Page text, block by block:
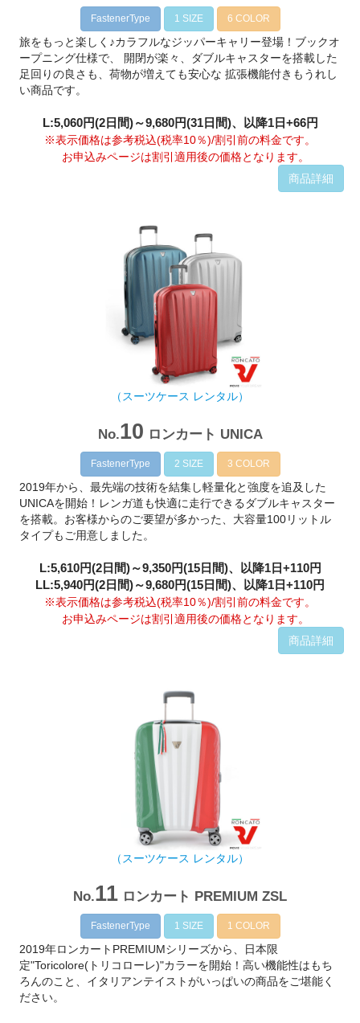
FastenerType 1 SIZE 6 COLOR
旅をもっと楽しく♪カラフルなジッパーキャリー登場！ブックオ
ープニング仕様で、 開閉が楽々、ダブルキャスターを搭載した
足回りの良さも、荷物が増えても安心な 拡張機能付きもうれし
い商品です。
L:5,060円(2日間)～9,680円(31日間)、以降1日+66円
※表示価格は参考税込(税率10％)/割引前の料金です。
お申込みページは割引適用後の価格となります。
商品詳細
（スーツケース レンタル）
No.10 ロンカート UNICA
FastenerType 2 SIZE 3 COLOR
2019年から、最先端の技術を結集し軽量化と強度を追及した
UNICAを開始！レンガ道も快適に走行できるダブルキャスター
を搭載。お客様からのご要望が多かった、大容量100リットル
タイプもご用意しました。
L:5,610円(2日間)～9,350円(15日間)、以降1日+110円
LL:5,940円(2日間)～9,680円(15日間)、以降1日+110円
※表示価格は参考税込(税率10％)/割引前の料金です。
お申込みページは割引適用後の価格となります。
商品詳細
（スーツケース レンタル）
No.11 ロンカート PREMIUM ZSL
FastenerType 1 SIZE 1 COLOR
2019年ロンカートPREMIUMシリーズから、日本限
定"Toricolore(トリコローレ)"カラーを開始！高い機能性はもち
ろんのこと、イタリアンテイストがいっぱいの商品をご堪能く
ださい。